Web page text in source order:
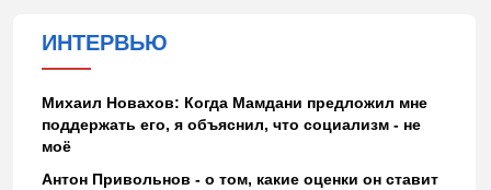
ИНТЕРВЬЮ
Михаил Новахов: Когда Мамдани предложил мне
поддержать его, я объяснил, что социализм - не
моё
Антон Привольнов - о том, какие оценки он ставит